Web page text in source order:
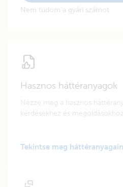
Nem tudom a gyári számot
Hasznos háttéranyagok
Nézze meg a hasznos
kérdésekhez és
Tekintse meg